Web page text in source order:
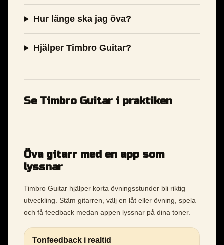
Hur länge ska jag öva?
Hjälper Timbro Guitar?
Se Timbro Guitar i praktiken
Öva gitarr med en app som
lyssnar
Timbro Guitar hjälper korta övningsstunder bli riktig
utveckling. Stäm gitarren, välj en låt eller övning, spela
och få feedback medan appen lyssnar på dina toner.
Tonfeedback i realtid